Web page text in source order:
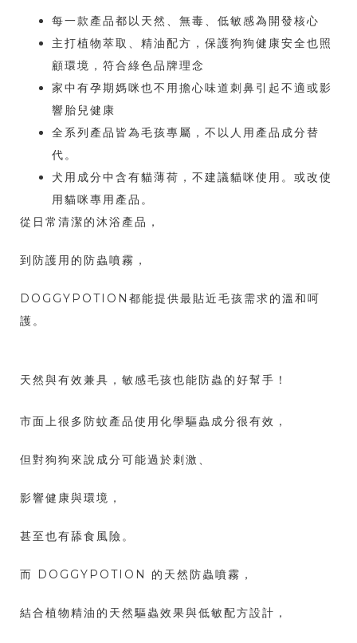
每一款產品都以天然、無毒、低敏感為開發核心
主打植物萃取、精油配方，保護狗狗健康安全也照
顧環境，符合綠色品牌理念
家中有孕期媽咪也不用擔心味道刺鼻引起不適或影
響胎兒健康
全系列產品皆為毛孩專屬，不以人用產品成分替
代。
犬用成分中含有貓薄荷，不建議貓咪使用。或改使
用貓咪專用產品。
從日常清潔的沐浴產品，
到防護用的防蟲噴霧，
DOGGYPOTION都能提供最貼近毛孩需求的溫和呵
護。
天然與有效兼具，敏感毛孩也能防蟲的好幫手！
市面上很多防蚊產品使用化學驅蟲成分很有效，
但對狗狗來說成分可能過於刺激、
影響健康與環境，
甚至也有舔食風險。
而 DOGGYPOTION 的天然防蟲噴霧，
結合植物精油的天然驅蟲效果與低敏配方設計，